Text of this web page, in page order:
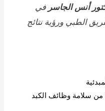
أنس الجاسر في
الطبي ورؤية نتائج
من سلامة وظائف الكبد